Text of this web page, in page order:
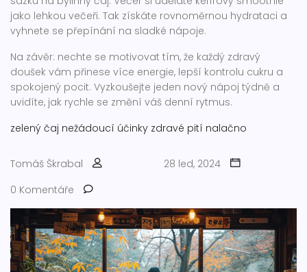
jako lehkou večeři. Tak získáte rovnoměrnou hydrataci a
vyhnete se přepínání na sladké nápoje.
Na závěr: nechte se motivovat tím, že každý zdravý
doušek vám přinese více energie, lepší kontrolu cukru a
spokojený pocit. Vyzkoušejte jeden nový nápoj týdně a
uvidíte, jak rychle se změní váš denní rytmus.
zelený čaj nežádoucí účinky zdravé pití nalačno
Tomáš Škrabal
28 led, 2024
0 Komentáře